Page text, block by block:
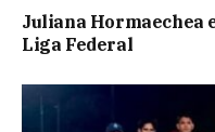
Juliana Hormaechea
Liga Federal